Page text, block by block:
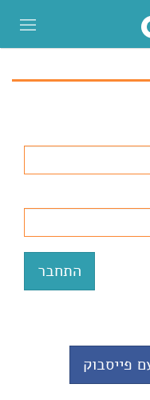
פייסבוק